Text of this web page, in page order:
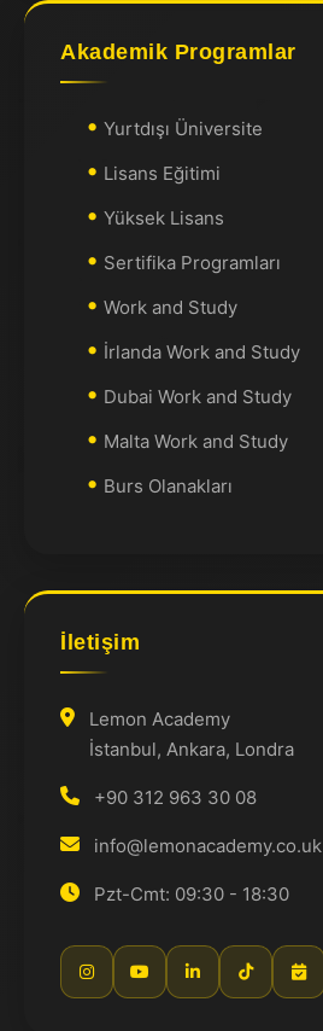
Akademik Programlar
Yurtdışı Üniversite
Lisans Eğitimi
Yüksek Lisans
Sertifika Programları
Work and Study
İrlanda Work and Study
Dubai Work and Study
Malta Work and Study
Burs Olanakları
İletişim
Lemon Academy
İstanbul, Ankara, Londra
+90 312 963 30 08
info@lemonacademy.co.uk
Pzt-Cmt: 09:30 - 18:30